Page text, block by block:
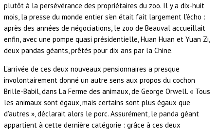
plutôt à la persévérance des propriétaires du zoo. Il y a dix-huit
mois, la presse du monde entier s’en était fait largement l’écho :
après des années de négociations, le zoo de Beauval accueillait
enfin, avec une pompe quasi présidentielle, Huan Huan et Yuan Zi,
deux pandas géants, prêtés pour dix ans par la Chine.
L’arrivée de ces deux nouveaux pensionnaires a presque
involontairement donné un autre sens aux propos du cochon
Brille-Babil, dans La Ferme des animaux, de George Orwell. « Tous
les animaux sont égaux, mais certains sont plus égaux que
d’autres », déclarait alors le porc. Assurément, le panda géant
appartient à cette dernière catégorie : grâce à ces deux